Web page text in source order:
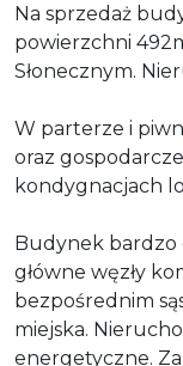
Na sprzedaż
powierzchni
Słonecznym.
W parterze i
oraz
kondygnacjach
Budynek bardzo
główne węzły
bezpośrednim
miejska.
energetyczne.